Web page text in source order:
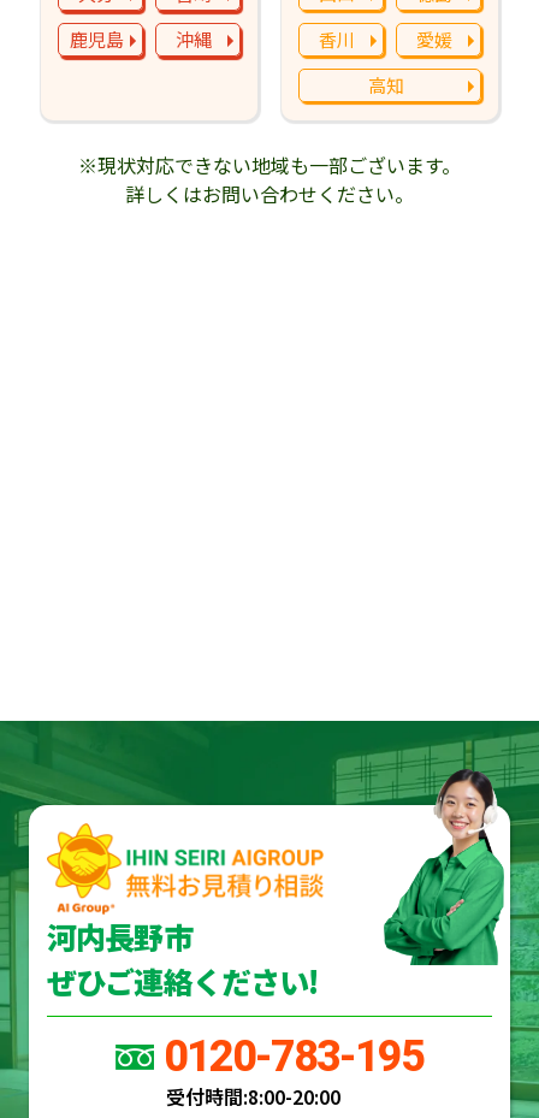
鹿児島
沖縄
香川
愛媛
高知
※現状対応できない地域も一部ございます。
詳しくはお問い合わせください。
河内長野市
ぜひご連絡ください!
0120-783-195
受付時間:8:00-20:00